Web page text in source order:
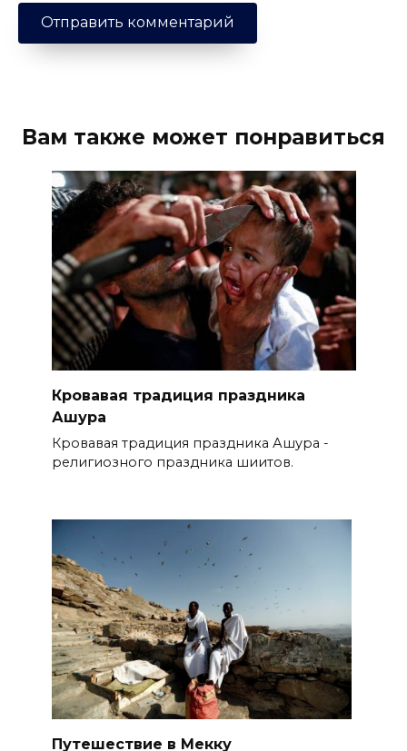
Вам также может понравиться
Кровавая традиция праздника
Ашура
Кровавая традиция праздника Ашура -
религиозного праздника шиитов.
Путешествие в Мекку